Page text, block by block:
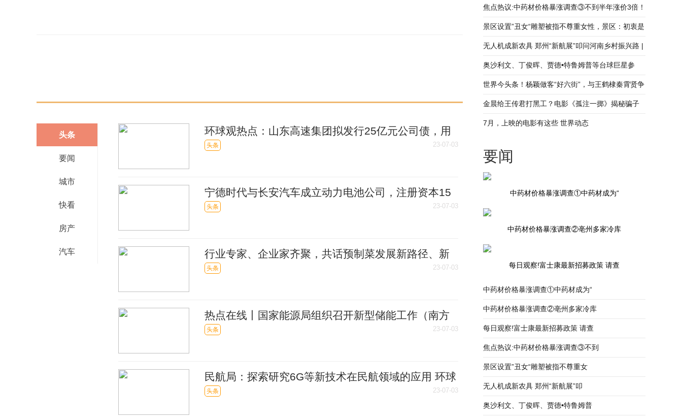
头条
要闻
城市
快看
房产
汽车
环球观热点：山东高速集团拟发行25亿元公司债，用
于高速公路项目建设及补充营运资金
头条 23-07-03
宁德时代与长安汽车成立动力电池公司，注册资本15
亿元_快资讯
头条 23-07-03
行业专家、企业家齐聚，共话预制菜发展新路径、新
挑战、新机遇 环球即时看
头条 23-07-03
热点在线丨国家能源局组织召开新型储能工作（南方
区域）座谈会
头条 23-07-03
民航局：探索研究6G等新技术在民航领域的应用 环球
观焦点
头条 23-07-03
焦点热议:中药材价格暴涨调查③不到半年涨价3倍！
市场多种中药材缺货，药商：不敢贸然进货
景区设置”丑女“雕塑被指不尊重女性，景区：初衷是
和游客进行汉字互动_全球热讯
无人机成新农具 郑州“新航展”叩问河南乡村振兴路 |
豫观察 环球快播
奥沙利文、丁俊晖、贾德•特鲁姆普等台球巨星参
加！2023澳门斯诺克大师邀请赛12月举行
世界今头条！杨颖做客“好六街”，与王鹤棣秦霄贤争
夺“最有排面”奖励
金晨给王传君打黑工？电影《孤注一掷》揭秘骗子
的千层套路
7月，上映的电影有这些 世界动态
要闻
中药材价格暴涨调查①中药材成为“
中药材价格暴涨调查②亳州多家冷库
每日观察!富士康最新招募政策 请查
中药材价格暴涨调查①中药材成为“
中药材价格暴涨调查②亳州多家冷库
每日观察!富士康最新招募政策 请查
焦点热议:中药材价格暴涨调查③不到
景区设置”丑女“雕塑被指不尊重女
无人机成新农具 郑州“新航展”叩
奥沙利文、丁俊晖、贾德•特鲁姆普